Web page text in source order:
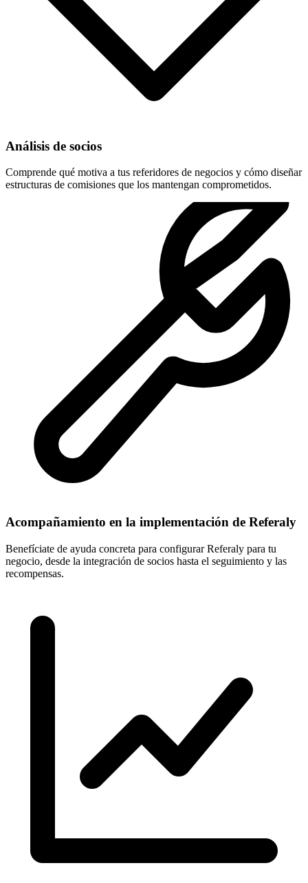
Análisis de socios
Comprende qué motiva a tus referidores de negocios y cómo diseñar
estructuras de comisiones que los mantengan comprometidos.
Acompañamiento en la implementación de Referaly
Benefíciate de ayuda concreta para configurar Referaly para tu
negocio, desde la integración de socios hasta el seguimiento y las
recompensas.